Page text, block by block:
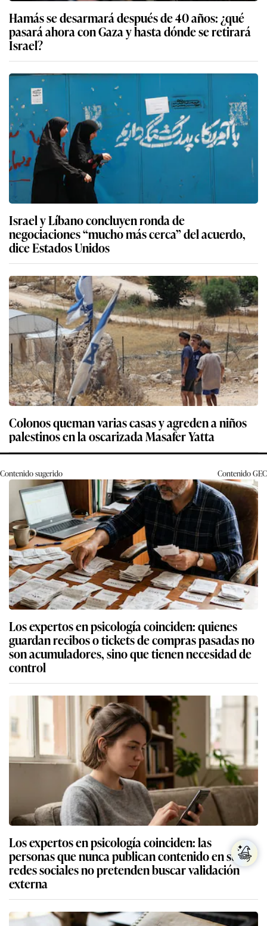
Hamás se desarmará después de 40 años: ¿qué
pasará ahora con Gaza y hasta dónde se retirará
Israel?
Israel y Líbano concluyen ronda de
negociaciones “mucho más cerca” del acuerdo,
dice Estados Unidos
Colonos queman varias casas y agreden a niños
palestinos en la oscarizada Masafer Yatta
Contenido sugerido ContenidoGEC
Los expertos en psicología coinciden: quienes
guardan recibos o tickets de compras pasadas no
son acumuladores, sino que tienen necesidad de
control
Los expertos en psicología coinciden: las
personas que nunca publican contenido en sus
redes sociales no pretenden buscar validación
externa